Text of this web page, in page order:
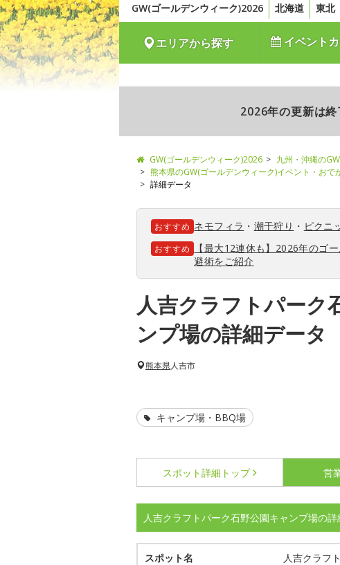
GW(ゴールデンウィーク)2026 北海道 東北
エリアから探す イベント
2026年の更新は
GW(ゴールデンウィーク)2026
九州・沖縄の
熊本県のGW(ゴールデンウィーク)イベント・おで
詳細データ
おすすめ ネモフィラ ・ 潮干狩り ・ ピクニ
おすすめ
【最大12連休も】2026年のゴ
避術をご紹介
人吉クラフトパーク
ンプ場の詳細データ
熊本県人吉市
キャンプ場・BBQ場
スポット詳細 トップ 営
人吉クラフトパーク石野公園キャンプ場の詳
スポット名 人吉クラフ